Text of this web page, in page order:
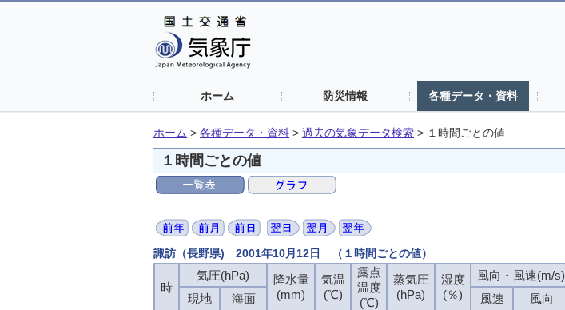
ホーム 防災情報 各種データ・資料
ホーム > 各種データ・資料 > 過去の気象データ検索 > １時間ごとの値
１時間ごとの値
諏訪（長野県) 2001年10月12日 （１時間ごとの値）
時
気圧(hPa)
降水量
(mm)
気温
(℃)
露点
温度
(℃)
蒸気圧
(hPa)
湿度
(％)
風向・風速(m/s)
現地 海面 風速 風向